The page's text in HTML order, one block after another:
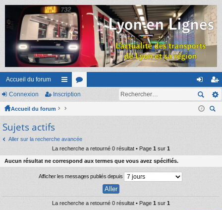
Accueil du forum
ac
co
ci
s
or
s
on
ne
ns
cri
Connexion Inscription
Accueil du forum
Sujets actifs
Aller sur la recherche avancée
La recherche a retourné 0 résultat • Page 1 sur 1
Aucun résultat ne correspond aux termes que vous avez spécifiés.
Afficher les messages publiés depuis
La recherche a retourné 0 résultat • Page 1 sur 1